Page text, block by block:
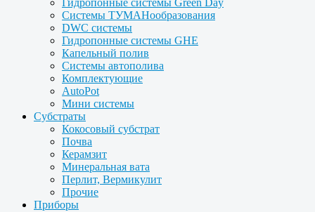
Гидропонные системы Green Day
Системы ТУМАНообразования
DWC системы
Гидропонные системы GHE
Капельный полив
Системы автополива
Комплектующие
AutoPot
Мини системы
Субстраты
Кокосовый субстрат
Почва
Керамзит
Минеральная вата
Перлит, Вермикулит
Прочие
Приборы